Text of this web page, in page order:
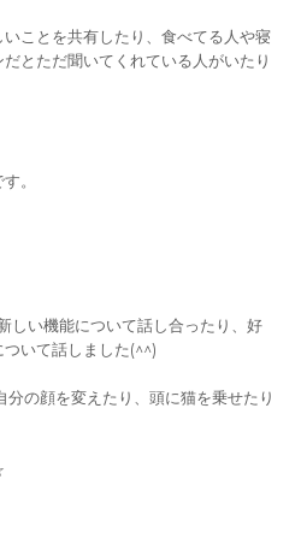
ことを共有したり、食べてる人や寝
とただ聞いてくれている人がいたり
。
い機能について話し合ったり、好
いて話しました(^^)
の顔を変えたり、頭に猫を乗せたり